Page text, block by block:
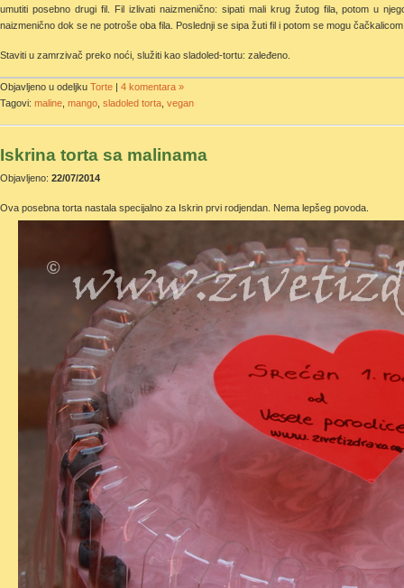
umutiti posebno drugi fil. Fil izlivati naizmenično: sipati mali krug žutog fila, potom u
naizmenično dok se ne potroše oba fila. Poslednji se sipa žuti fil i potom se mogu
Staviti u zamrzivač preko noći, služiti kao sladoled-tortu: zaleđeno.
Objavljeno u odeljku Torte | 4 komentara »
Tagovi: maline mango sladoled torta vegan
Iskrina torta sa malinama
Objavljeno: 22/07/2014
Ova posebna torta nastala specijalno za Iskrin prvi rodjendan. Nema lepšeg povoda.